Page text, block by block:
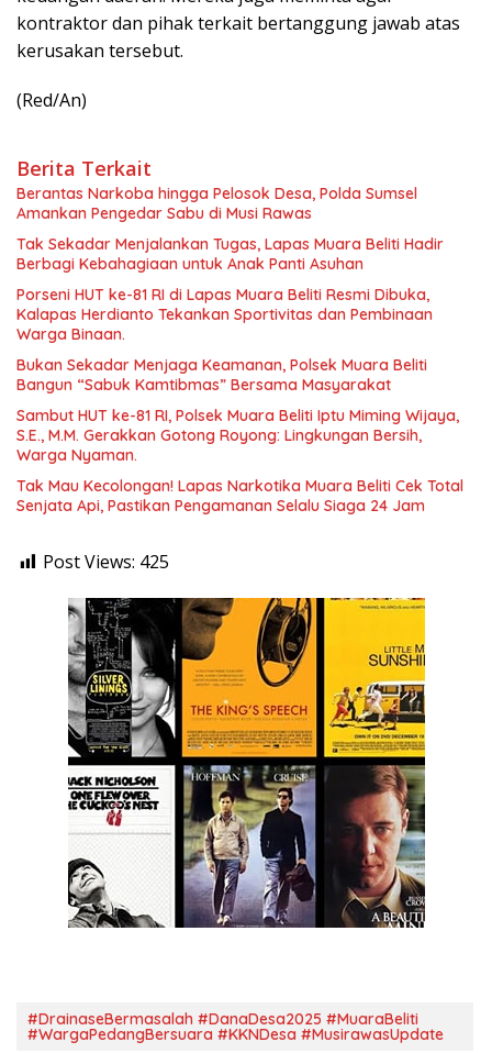
kontraktor dan pihak terkait bertanggung jawab atas
kerusakan tersebut.
(Red/An)
Berita Terkait
Berantas Narkoba hingga Pelosok Desa, Polda Sumsel
Amankan Pengedar Sabu di Musi Rawas
Tak Sekadar Menjalankan Tugas, Lapas Muara Beliti Hadir
Berbagi Kebahagiaan untuk Anak Panti Asuhan
Porseni HUT ke-81 RI di Lapas Muara Beliti Resmi Dibuka,
Kalapas Herdianto Tekankan Sportivitas dan Pembinaan
Warga Binaan.
Bukan Sekadar Menjaga Keamanan, Polsek Muara Beliti
Bangun “Sabuk Kamtibmas” Bersama Masyarakat
Sambut HUT ke-81 RI, Polsek Muara Beliti Iptu Miming Wijaya,
S.E., M.M. Gerakkan Gotong Royong: Lingkungan Bersih,
Warga Nyaman.
Tak Mau Kecolongan! Lapas Narkotika Muara Beliti Cek Total
Senjata Api, Pastikan Pengamanan Selalu Siaga 24 Jam
Post Views: 425
#DrainaseBermasalah #DanaDesa2025 #MuaraBeliti
#WargaPedangBersuara #KKNDesa #MusirawasUpdate